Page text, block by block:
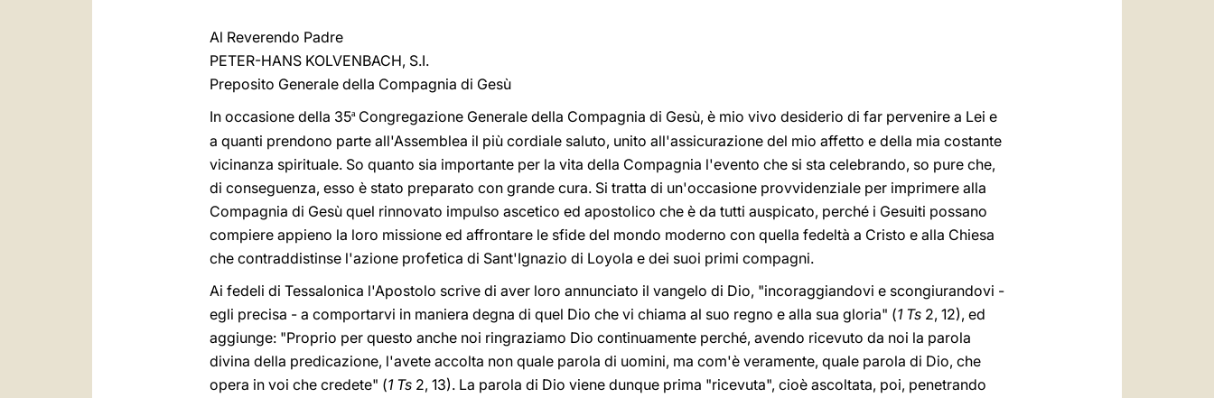
Al Reverendo Padre
PETER-HANS KOLVENBACH, S.I.
Preposito Generale della Compagnia di Gesù
In occasione della 35ªCongregazione Generale della Compagnia di Gesù, è mio vivo desiderio di far pervenire a Lei e
a quanti prendono parte all'Assemblea il più cordiale saluto, unito all'assicurazione del mio affetto e della mia costante
vicinanza spirituale. So quanto sia importante per la vita della Compagnia l'evento che si sta celebrando, so pure che,
di conseguenza, esso è stato preparato con grande cura. Si tratta di un'occasione provvidenziale per imprimere alla
Compagnia di Gesù quel rinnovato impulso ascetico ed apostolico che è da tutti auspicato, perché i Gesuiti possano
compiere appieno la loro missione ed affrontare le sfide del mondo moderno con quella fedeltà a Cristo e alla Chiesa
che contraddistinse l'azione profetica di Sant'Ignazio di Loyola e dei suoi primi compagni.
Ai fedeli di Tessalonica l'Apostolo scrive di aver loro annunciato il vangelo di Dio, "incoraggiandovi e scongiurandovi -
egli precisa - a comportarvi in maniera degna di quel Dio che vi chiama al suo regno e alla sua gloria" (1 Ts 2, 12), ed
aggiunge: "Proprio per questo anche noi ringraziamo Dio continuamente perché, avendo ricevuto da noi la parola
divina della predicazione, l'avete accolta non quale parola di uomini, ma com'è veramente, quale parola di Dio, che
opera in voi che credete" (1 Ts 2, 13). La parola di Dio viene dunque prima "ricevuta", cioè ascoltata, poi, penetrando